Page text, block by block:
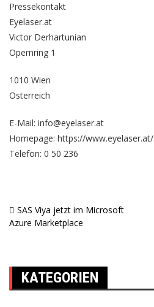
Pressekontakt
Eyelaser.at
Victor Derhartunian
Opernring 1
1010 Wien
Österreich
E-Mail: info@eyelaser.at
Homepage: https://www.eyelaser.at/
Telefon: 0 50 236
Beitragsnavigation
SAS Viya jetzt im Microsoft
Azure Marketplace
KATEGORIEN